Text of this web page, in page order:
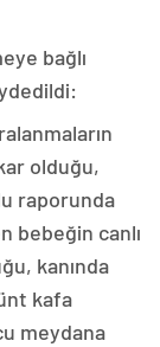
bağlı
olduğu,
raporunda
bebeğin canlı
kanında
kafa
meydana